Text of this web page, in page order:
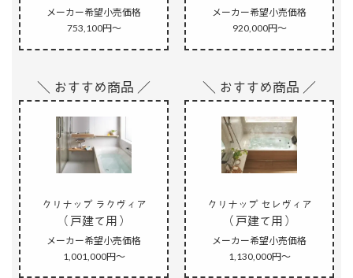
メーカー希望小売価格
753,100円～
メーカー希望小売価格
920,000円～
＼ おすすめ商品 ／
クリナップ ラクヴィア
（戸建て用）
メーカー希望小売価格
1,001,000円～
＼ おすすめ商品 ／
クリナップ セレヴィア
（戸建て用）
メーカー希望小売価格
1,130,000円～